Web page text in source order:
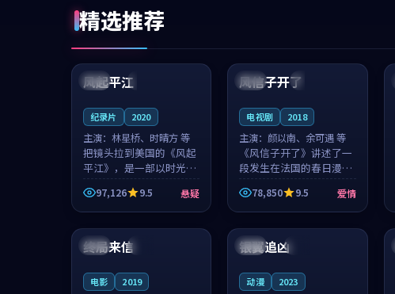
精选推荐
美国
99:07
风起平江
纪录片 2020
主演： 林星桥、时晴方 等
把镜头拉到美国的《风起
平江》，是一部以时光记
忆为底色的悬疑作品。林
星桥和时晴方贡献了2020
年颇受关注的合作演出，
影片在情感层次与现实质
感之间游...
97,126 9.5 悬疑
法国 4K
99:21
风信子开了
电视剧 2018
主演：颜以南、余可遇 等
《风信子开了》讲述了一
段发生在法国的春日漫步
故事。颜以南饰演的主角
与余可遇的角色因一场意
外卷入更深的纠葛，爱情
元素贯穿始终，节奏稳健
而富有张力，...
78,850 9.5 爱情
泰国
99:05
终局来信
电影 2019
韩国
88:51
银翼追凶
动漫 2023